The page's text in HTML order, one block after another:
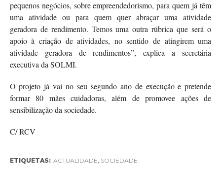
pequenos negócios, sobre empreendedorismo, para quem já têm
uma atividade ou para quem quer abraçar uma atividade
geradora de rendimento. Temos uma outra rúbrica que será o
apoio à criação de atividades, no sentido de atingirem uma
atividade geradora de rendimentos”, explica a secretária
executiva da SOLMI.
O projeto já vai no seu segundo ano de execução e pretende
formar 80 mães cuidadoras, além de promovee ações de
sensibilização da sociedade.
C/ RCV
ETIQUETAS: ACTUALIDADE, SOCIEDADE